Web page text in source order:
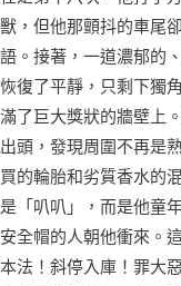
但他那顫抖的車尾
。接著，一道濃郁的
復了平靜，只剩下獨
了巨大獎狀的牆壁
頭，發現周圍不再是
的輪胎和劣質香水的
「叭叭」，而是他童
全帽的人朝他衝來。
！斜停入庫！罪大